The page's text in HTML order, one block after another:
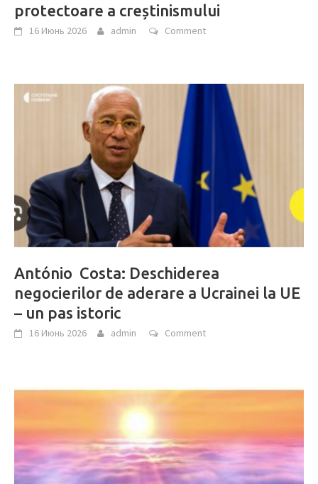
protectoare a creștinismului
16 Июнь 2026 admin Comment
António Costa: Deschiderea
negocierilor de aderare a Ucrainei la UE
– un pas istoric
16 Июнь 2026 admin Comment